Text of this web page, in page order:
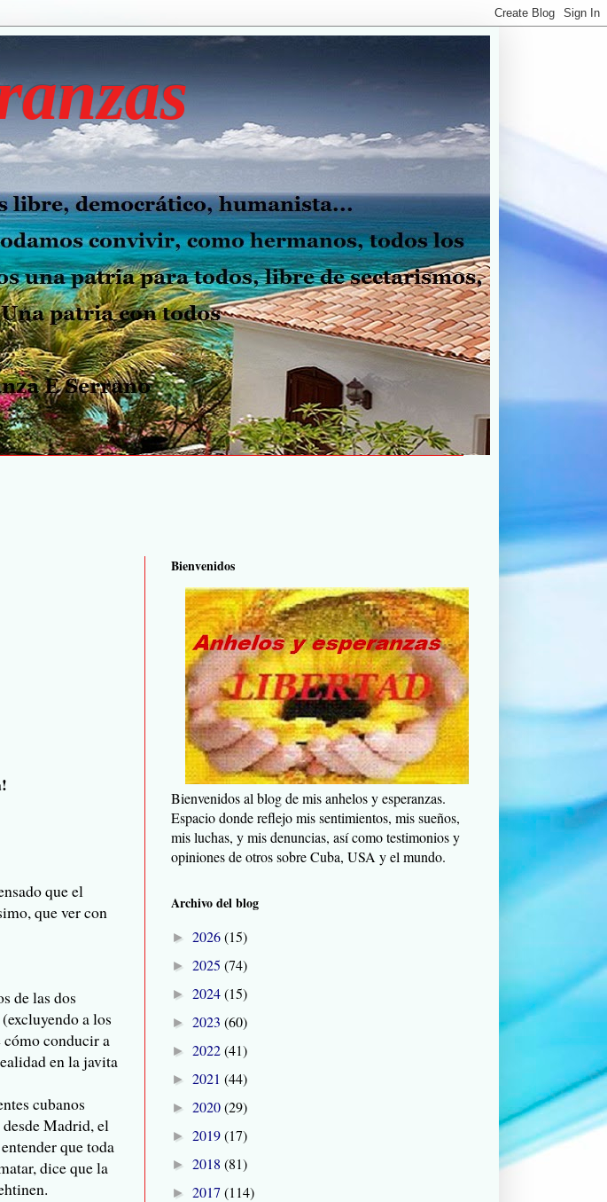
que el
que ver con
de las dos
a los
cómo conducir a
en la javita
cubanos
Madrid, el
que toda
dice que la
Bienvenidos
Bienvenidos al blog de mis anhelos y esperanzas.
Espacio donde reflejo mis sentimientos, mis sueños,
mis luchas, y mis denuncias, así como testimonios y
opiniones de otros sobre Cuba, USA y el mundo.
Archivo del blog
► 2026(15)
► 2025 (74)
► 2024(15)
► 2023 (60)
► 2022(41)
► 2021 (44)
► 2020(29)
► 2019(17)
► 2018 (81)
► 2017 (114)